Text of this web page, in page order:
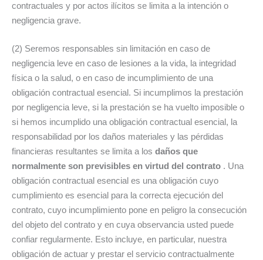
contractuales y por actos ilícitos se limita a la intención o
negligencia grave.
(2) Seremos responsables sin limitación en caso de
negligencia leve en caso de lesiones a la vida, la integridad
física o la salud, o en caso de incumplimiento de una
obligación contractual esencial. Si incumplimos la prestación
por negligencia leve, si la prestación se ha vuelto imposible o
si hemos incumplido una obligación contractual esencial, la
responsabilidad por los daños materiales y las pérdidas
financieras resultantes se limita a los daños que
normalmente son previsibles en virtud del contrato . Una
obligación contractual esencial es una obligación cuyo
cumplimiento es esencial para la correcta ejecución del
contrato, cuyo incumplimiento pone en peligro la consecución
del objeto del contrato y en cuya observancia usted puede
confiar regularmente. Esto incluye, en particular, nuestra
obligación de actuar y prestar el servicio contractualmente